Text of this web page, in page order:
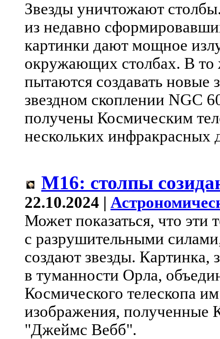
Звезды уничтожают
из недавно
картинки дают мощное
окружающих столбах. В то
пытаются создавать новые
звездном скоплении NGC
получены Космическим
нескольких инфракрасных
M16: столпы
22.10.2024 |
Может показаться, что эти
с разрушительными
создают звезды. Картинка,
в туманности Орла,
Космического телескопа
изображения, полученные
"Джеймс Вебб".